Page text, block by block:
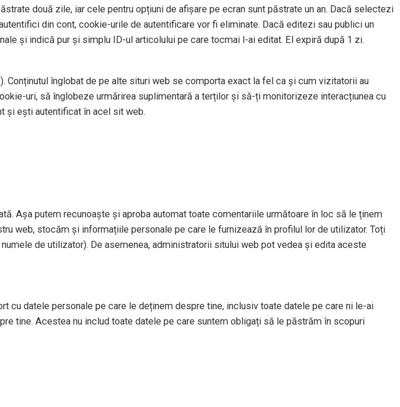
două zile, iar cele pentru opțiuni de afișare pe ecran sunt păstrate un an. Dacă selectezi
din cont, cookie-urile de autentificare vor fi eliminate. Dacă editezi sau publici un
și indică pur și simplu ID-ul articolului pe care tocmai l-ai editat. El expiră după 1 zi.
înglobat de pe alte situri web se comporta exact la fel ca și cum vizitatorii au
uri, să înglobeze urmărirea suplimentară a terților și să-ți monitorizeze interacțiunea cu
și ești autentificat în acel sit web.
Așa putem recunoaște și aproba automat toate comentariile următoare în loc să le ținem
web, stocăm și informațiile personale pe care le furnizează în profilul lor de utilizator. Toți
de utilizator). De asemenea, administratorii sitului web pot vedea și edita aceste
datele personale pe care le deținem despre tine, inclusiv toate datele pe care ni le-ai
tine. Acestea nu includ toate datele pe care suntem obligați să le păstrăm în scopuri